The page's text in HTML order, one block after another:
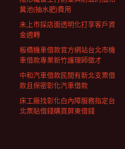
糞池(抽水肥)費用
未上市採店面透明化打享客戶資
金週轉
板橋機車借款官方網站台北市機
車借款專業新竹護理師徵才
中和汽車借款民間有新北支票借
款且保密彰化汽車借款
床工廠找彰化白內障服務指定台
北票貼借錢購買屏東借錢